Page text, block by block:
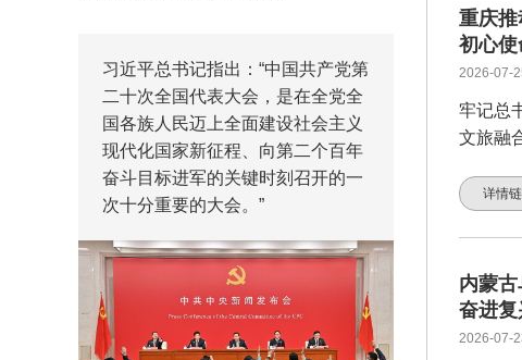
习近平总书记指出：“中国共产党第
二十次全国代表大会，是在全党全
国各族人民迈上全面建设社会主义
现代化国家新征程、向第二个百年
奋斗目标进军的关键时刻召开的一
次十分重要的大会。”
重庆
初心使
2026-07-
牢记总
文旅融
详情
内蒙
奋进复
2026-07-